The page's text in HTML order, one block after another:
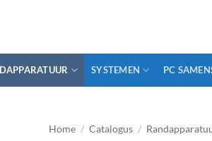
SYSTEMEN PC
Home / Catalogus /